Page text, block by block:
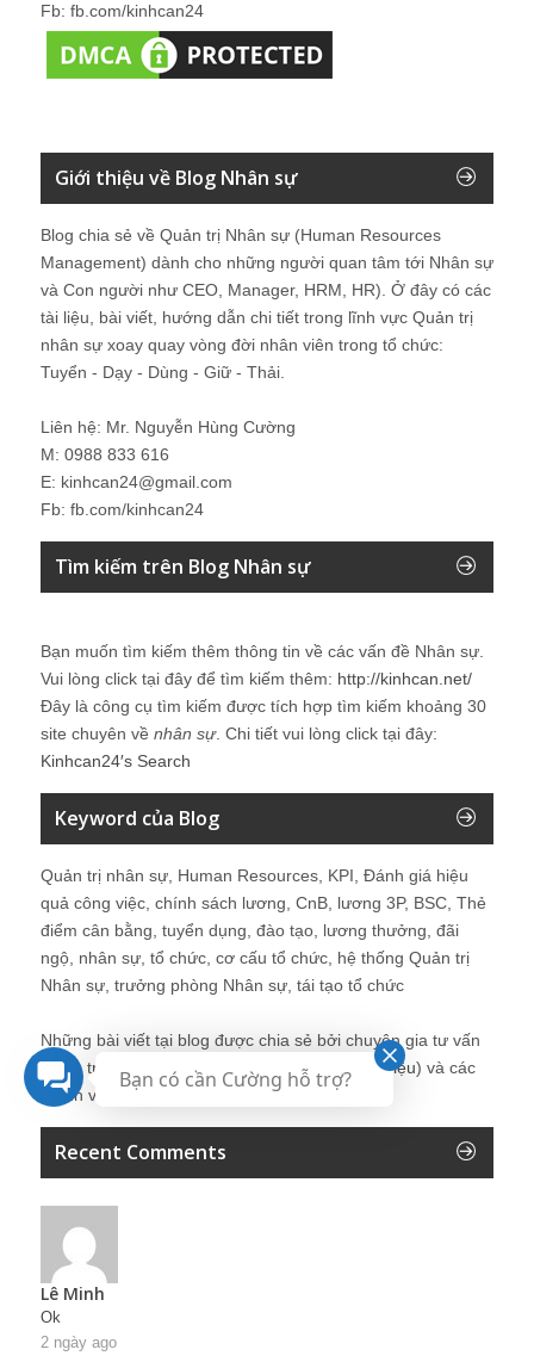
Fb: fb.com/kinhcan24
Giới thiệu về Blog Nhân sự
Blog chia sẻ về Quản trị Nhân sự (Human Resources
Management) dành cho những người quan tâm tới Nhân sự
và Con người như CEO, Manager, HRM, HR). Ở đây có các
tài liệu, bài viết, hướng dẫn chi tiết trong lĩnh vực Quản trị
nhân sự xoay quay vòng đời nhân viên trong tổ chức:
Tuyển - Dạy - Dùng - Giữ - Thải.
Liên hệ: Mr. Nguyễn Hùng Cường
M: 0988 833 616
E: kinhcan24@gmail.com
Fb: fb.com/kinhcan24
Tìm kiếm trên Blog Nhân sự
Bạn muốn tìm kiếm thêm thông tin về các vấn đề Nhân sự
Vui lòng click tại đây để tìm kiếm thêm: http://kinhcan.net/
Đây là công cụ tìm kiếm được tích hợp tìm kiếm khoảng 30
site chuyên về nhân sự. Chi tiết vui lòng click tại đây:
Kinhcan24′s Search
Keyword của Blog
Quản trị nhân sự, Human Resources, KPI, Đánh giá hiệu
quả công việc, chính sách lương, CnB, lương 3P, BSC, Thẻ
điểm cân bằng, tuyển dụng, đào tạo, lương thưởng, đãi
ngộ, nhân sự, tổ chức, cơ cấu tổ chức, hệ thống Quản trị
Nhân sự, trưởng phòng Nhân sự, tái tạo tổ chức
Những bài viết tại blog được chia sẻ bởi chuyên gia tư vấn
Quản trị Nhân sự Nguyễn Hùng Cường (
giới thiệu) và các
thành viên khác trong cộng đồng Nhân sự.
Recent Comments
Lê Minh
Ok
2 ngày ago
Bạn có cần Cường hỗ trợ?